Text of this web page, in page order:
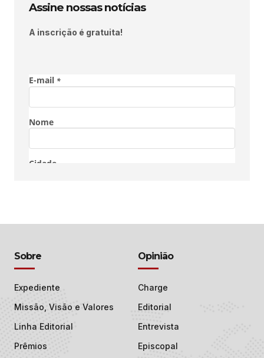
Assine nossas notícias
A inscrição é gratuita!
Sobre
Expediente
Missão, Visão e Valores
Linha Editorial
Prêmios
Opinião
Charge
Editorial
Entrevista
Episcopal